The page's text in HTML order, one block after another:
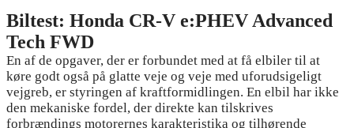
Biltest: Honda CR-V e:PHEV Advanced
Tech FWD
En af de opgaver, der er forbundet med at få elbiler til at
køre godt også på glatte veje og veje med uforudsigeligt
vejgreb, er styringen af kraftformidlingen. En elbil har ikke
den mekaniske fordel, der direkte kan tilskrives
forbrændings motorernes karakteristika og tilhørende